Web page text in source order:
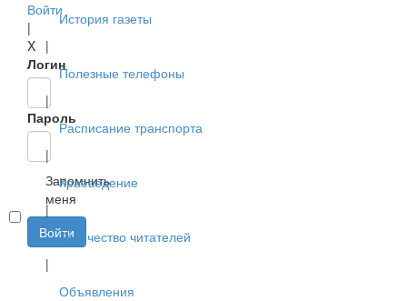
Войти
|
X
Логин
Пароль
Запомнить
меня
Войти
История газеты
|
Полезные телефоны
|
Расписание транспорта
|
Краеведение
|
Творчество читателей
|
Объявления